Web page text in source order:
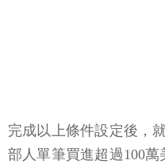
完成以上條件設定後，
部人單筆買進超過100